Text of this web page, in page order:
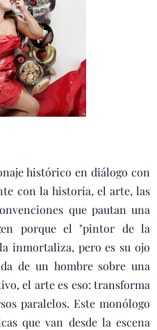
histórico en diálogo con
con la historia, el arte, las
que pautan una
porque el "pintor de la
inmortaliza, pero es su ojo
de un hombre sobre una
el arte es eso: transforma
paralelos. Este monólogo
que van desde la escena